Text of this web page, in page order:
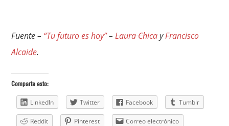
Fuente – “Tu futuro es hoy”–Laura ChicayFrancisco
Alcaide.
Comparte esto:
LinkedIn Twitter Facebook Tumblr
Reddit Pinterest Correo electrónico